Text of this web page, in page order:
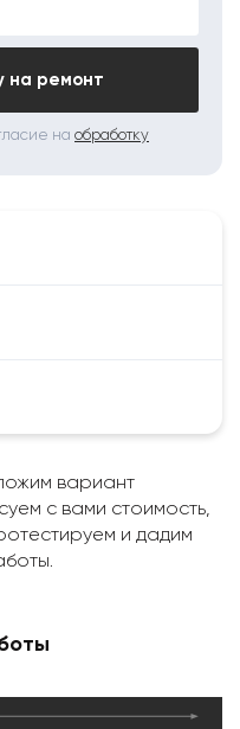
на ремонт
на обработку
вариант
с вами стоимость,
и дадим